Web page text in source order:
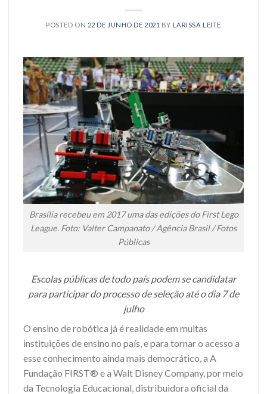
POSTED ON 22 DE JUNHO DE 2021 BY LARISSA LEITE
Brasília recebeu em 2017 uma das edições do First Lego
League. Foto: Valter Campanato / Agência Brasil / Fotos
Públicas
Escolas públicas de todo país podem se candidatar
para participar do processo de seleção até o dia 7 de
julho
O ensino de robótica já é realidade em muitas
instituições de ensino no país, e para tornar o acesso a
esse conhecimento ainda mais democrático, a A
Fundação FIRST® e a Walt Disney Company, por meio
da Tecnologia Educacional, distribuidora oficial da